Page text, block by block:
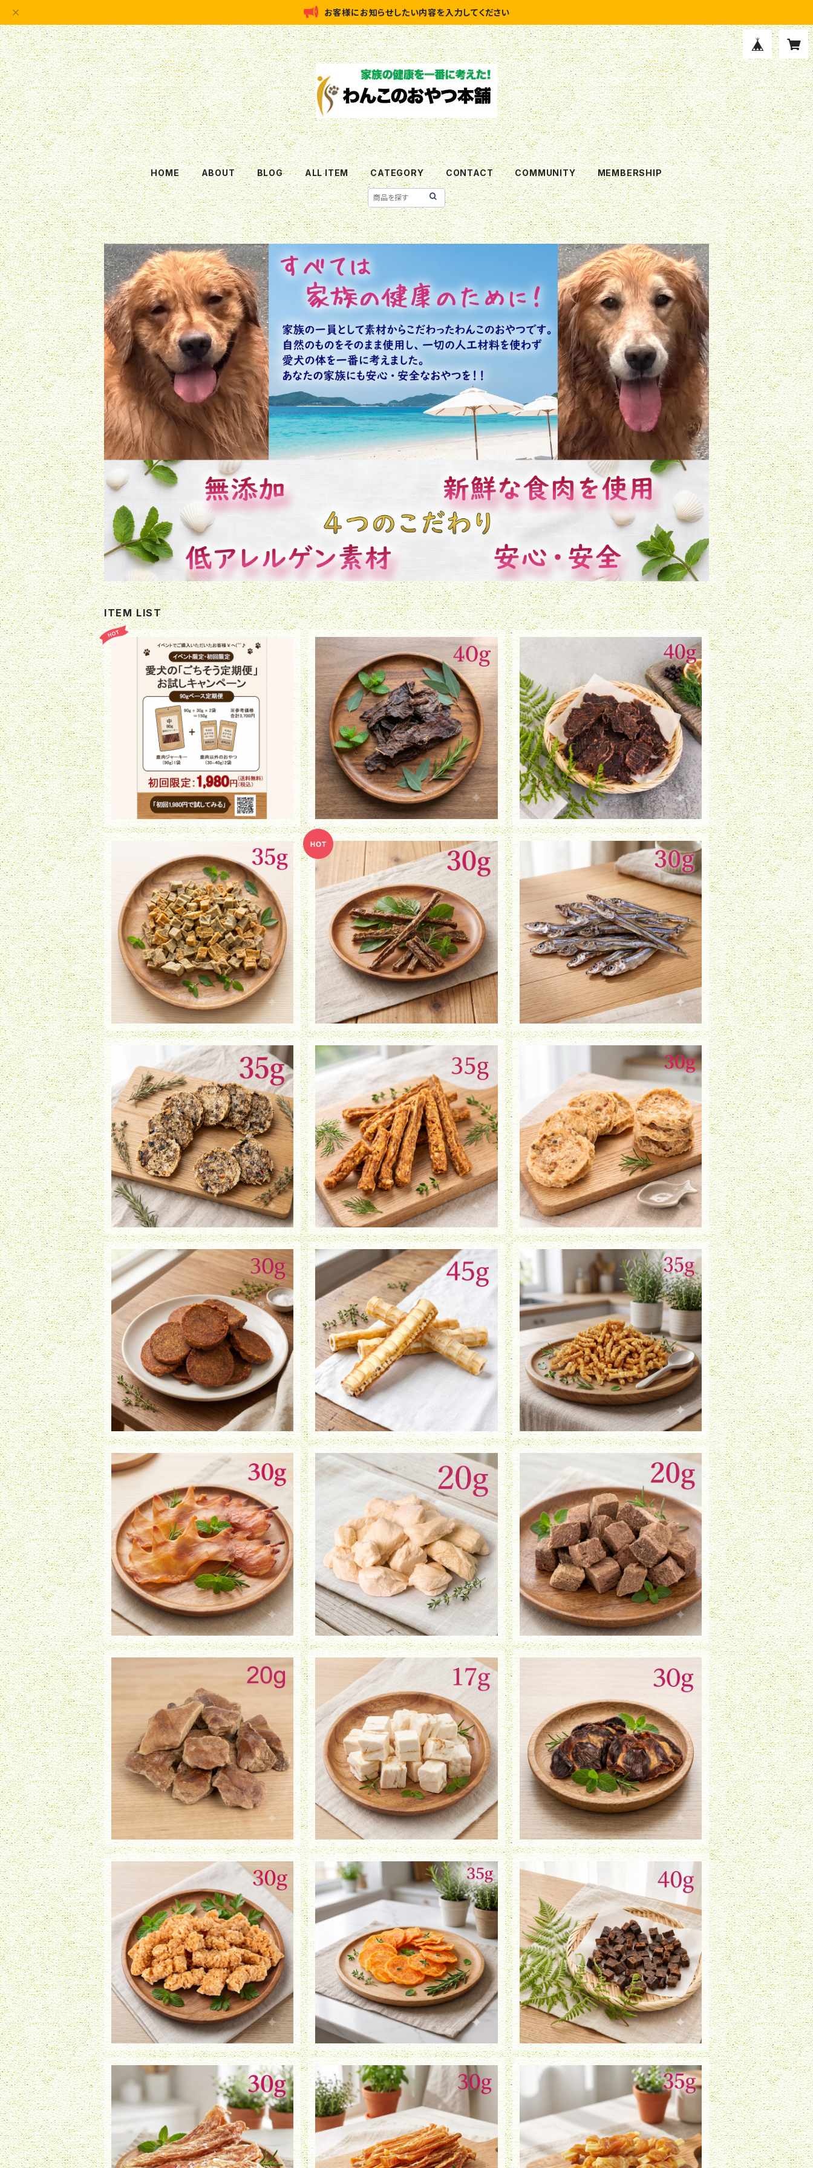
お客様にお知らせしたい内容を入力してください
HOME ABOUT BLOG ALL ITEM CATEGORY CONTACT COMMUNITY MEMBERSHIP
ITEM LIST
【先着20組様限定】「ごちそう定期便」お試しキ
ャンペーン！
¥1,980
鹿肉ジャーキー 彩りミックス（40g）
¥930
鹿肉ジャーキー（40g）【旧商品名：三重県南
伊勢産 鹿肉ジャーキー】
¥930
白身魚ミックスダイス（35g）
¥900
エイまるごとコラーゲン・ステック（30g）
¥950
きびなご（30g）
¥980
白身魚ミックスチップ（35g）
¥980
鮭スティック（35g）
¥950
たらチップ（30g）
¥980
まぐろチップ（30g）
¥990
シャークボーン【小・中型犬用】（45g）
¥1,480
鶏ササミふりかけ（35g）
¥920
鶏とさか（30g）
¥800
フリーズドライ 若鶏ささみ（20g）
¥730
フリーズドライ 馬肉（20g）
¥850
フリーズドライ 鶏レバー（20g）
¥730
フリーズドライ 鱈（17g）
¥950
鶏すなぎも（30g）
¥800
鶏ささみ粗挽きスナック（30g）
¥850
鶏ささみチップ（35g）
¥900
鶏レバーダイス（40g）
¥750
鶏ささみ薄切り（30g）
¥800
鶏ささみ細切（30g）
¥800
鶏ささみ巻きチーズ（35g）
¥820